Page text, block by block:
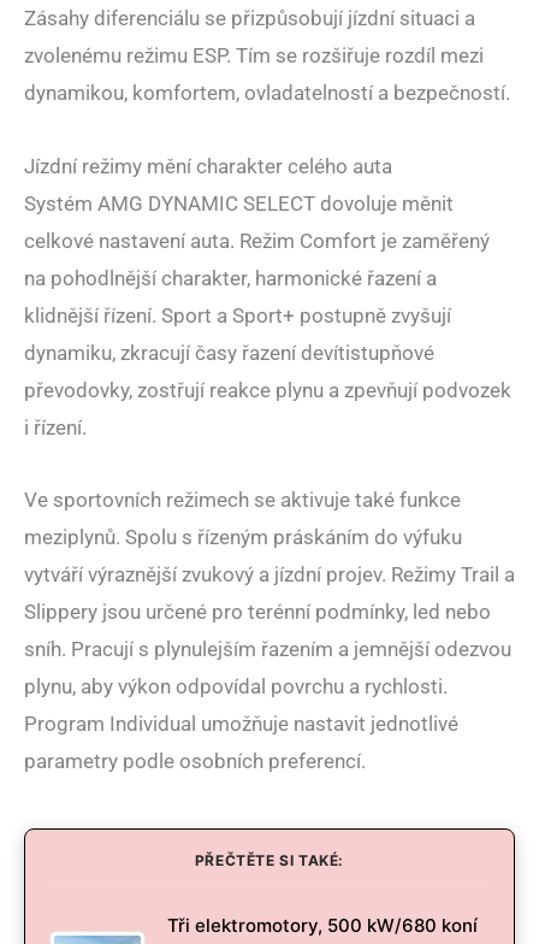
Zásahy diferenciálu se přizpůsobují jízdní situaci a
zvolenému režimu ESP. Tím se rozšiřuje rozdíl mezi
dynamikou, komfortem, ovladatelností a bezpečností.
Jízdní režimy mění charakter celého auta
Systém AMG DYNAMIC SELECT dovoluje měnit
celkové nastavení auta. Režim Comfort je zaměřený
na pohodlnější charakter, harmonické řazení a
klidnější řízení. Sport a Sport+ postupně zvyšují
dynamiku, zkracují časy řazení devítistupňové
převodovky, zostřují reakce plynu a zpevňují podvozek
i řízení.
Ve sportovních režimech se aktivuje také funkce
meziplynů. Spolu s řízeným práskáním do výfuku
vytváří výraznější zvukový a jízdní projev. Režimy Trail a
Slippery jsou určené pro terénní podmínky, led nebo
sníh. Pracují s plynulejším řazením a jemnější odezvou
plynu, aby výkon odpovídal povrchu a rychlosti.
Program Individual umožňuje nastavit jednotlivé
parametry podle osobních preferencí.
PŘEČTĚTE SI TAKÉ:
Tři elektromotory, 500 kW/680 koní